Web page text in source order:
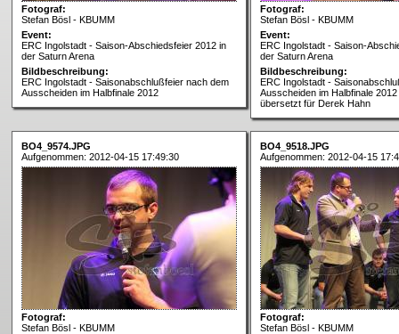
Fotograf:
Stefan Bösl - KBUMM
Event:
ERC Ingolstadt - Saison-Abschiedsfeier 2012 in
der Saturn Arena
Bildbeschreibung:
ERC Ingolstadt - Saisonabschlußfeier nach dem
Ausscheiden im Halbfinale 2012
Fotograf:
Stefan Bösl - KBUMM
Event:
ERC Ingolstadt - Saison-
der Saturn Arena
Bildbeschreibung:
ERC Ingolstadt -
Ausscheiden im Halbfinale
übersetzt für Derek Hahn
BO4_9574.JPG
Aufgenommen: 2012-04-15 17:49:30
Fotograf:
Stefan Bösl - KBUMM
BO4_9518.JPG
Aufgenommen: 2012-04-15
Fotograf:
Stefan Bösl - KBUMM